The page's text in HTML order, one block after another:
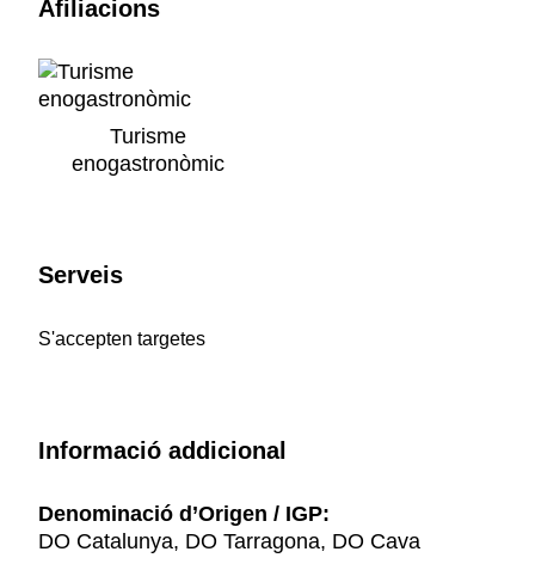
Afiliacions
Turisme
enogastronòmic
Serveis
S'accepten targetes
Informació addicional
Denominació d’Origen / IGP:
DO Catalunya, DO Tarragona, DO Cava